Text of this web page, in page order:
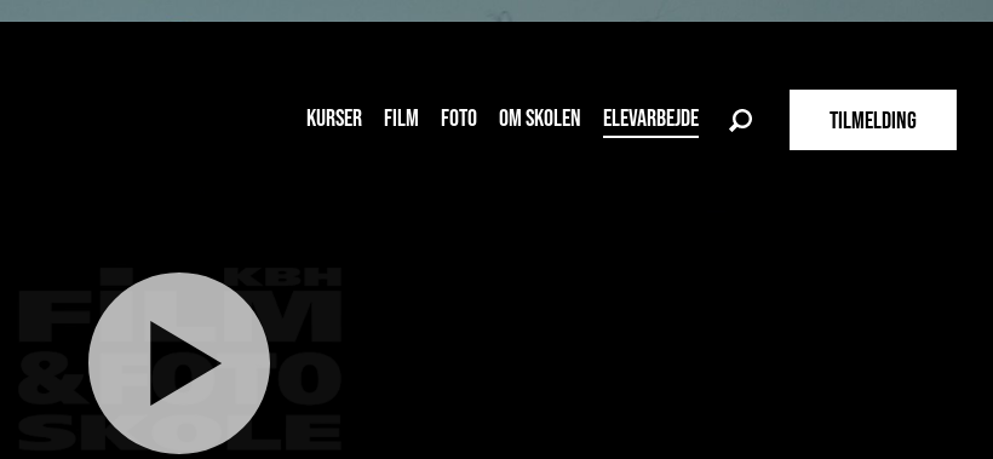
KURSER FILM FOTO OM SKOLEN ELEVARBEJDE TILMELDING